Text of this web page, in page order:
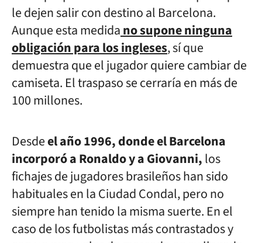
le dejen salir con destino al Barcelona.
Aunque esta medidano supone ninguna
obligación para los ingleses, sí que
demuestra que el jugador quiere cambiar de
camiseta. El traspaso se cerraría en más de
100 millones.
Desdeel año 1996, donde el Barcelona
incorporó a Ronaldo y a Giovanni,los
fichajes de jugadores brasileños han sido
habituales en la Ciudad Condal, pero no
siempre han tenido la misma suerte. En el
caso de los futbolistas más contrastados y